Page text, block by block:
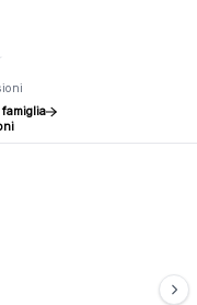
famiglia